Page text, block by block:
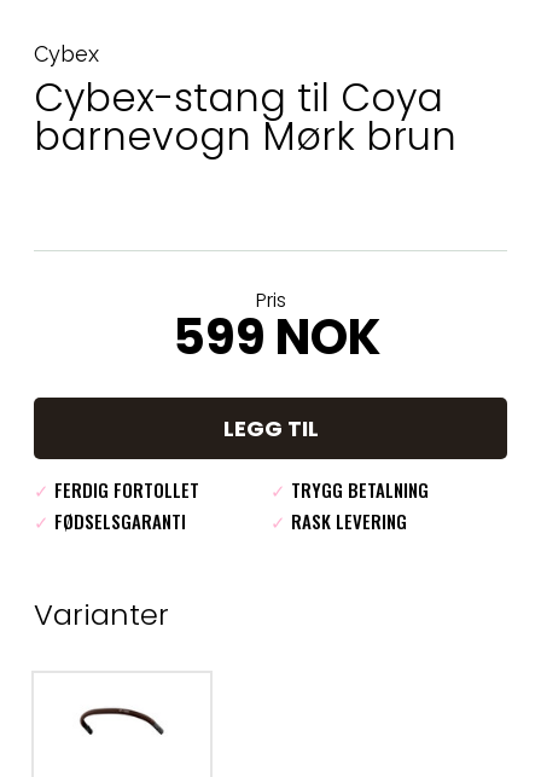
Cybex
Cybex-stang til Coya
barnevogn Mørk brun
Pris
599 NOK
LEGG TIL
✓ FERDIG FORTOLLET ✓ TRYGG BETALNING
✓ FØDSELSGARANTI ✓ RASK LEVERING
Varianter